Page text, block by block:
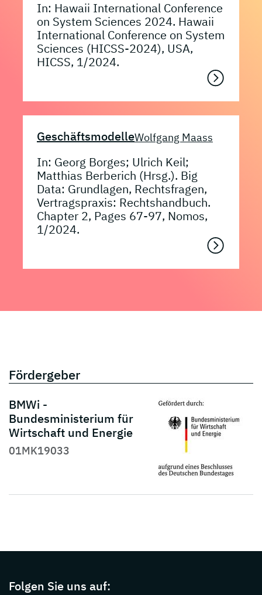
In: Hawaii International Conference
on System Sciences 2024. Hawaii
International Conference on System
Sciences (HICSS-2024), USA,
HICSS, 1/2024.
GeschäftsmodelleWolfgang Maass
In: Georg Borges; Ulrich Keil;
Matthias Berberich (Hrsg.). Big
Data: Grundlagen, Rechtsfragen,
Vertragspraxis: Rechtshandbuch.
Chapter 2, Pages 67-97, Nomos,
1/2024.
Fördergeber
BMWi -
Bundesministerium für
Wirtschaft und Energie
01MK19033
Folgen Sie uns auf: